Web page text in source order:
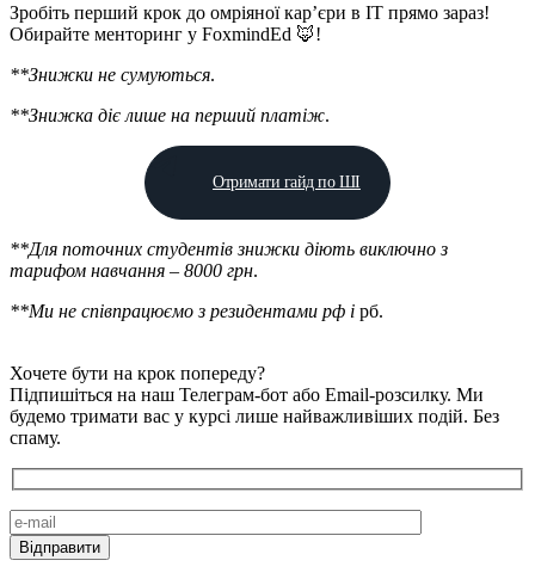
Зробіть перший крок до омріяної кар’єри в IT прямо зараз!
Обирайте менторинг у FoxmindEd 🦊!
**Знижки не сумуються.
**Знижка діє лише на перший платіж.
Отримати гайд по ШІ
**Для поточних студентів знижки діють виключно з
тарифом навчання – 8000 грн.
**Ми не співпрацюємо з резидентами рф і рб.
Хочете бути на крок попереду?
Підпишіться на наш Телеграм-бот або Email-розсилку. Ми
будемо тримати вас у курсі лише найважливіших подій. Без
спаму.